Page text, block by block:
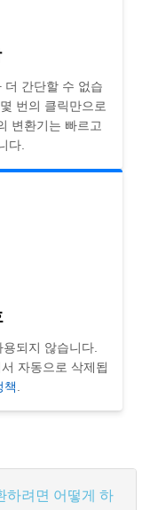
더 간단할 수 없습
번의 클릭만으로
변환기는 빠르고
다.
되지 않습니다.
자동으로 삭제됩
책
하려면 어떻게 하